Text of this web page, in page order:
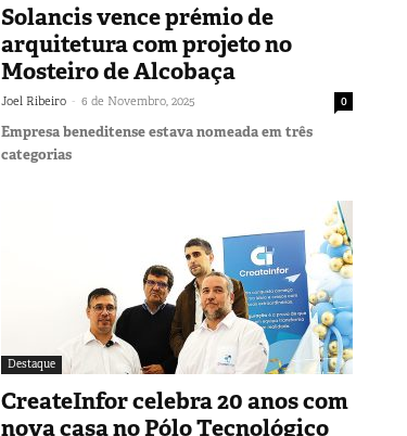
Solancis vence prémio de
arquitetura com projeto no
Mosteiro de Alcobaça
Joel Ribeiro - 6 de Novembro, 2025 0
Empresa beneditense estava nomeada em três
categorias
Destaque
CreateInfor celebra 20 anos com
nova casa no Pólo Tecnológico